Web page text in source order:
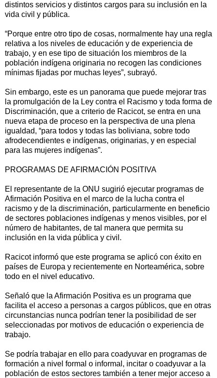
distintos servicios y distintos cargos para su inclusión en la
vida civil y pública.
“Porque entre otro tipo de cosas, normalmente hay una regla
relativa a los niveles de educación y de experiencia de
trabajo, y en ese tipo de situación los miembros de la
población indígena originaria no recogen las condiciones
mínimas fijadas por muchas leyes”, subrayó.
Sin embargo, este es un panorama que puede mejorar tras
la promulgación de la Ley contra el Racismo y toda forma de
Discriminación, que a criterio de Racicot, se entra en una
nueva etapa de proceso en la perspectiva de una plena
igualdad, “para todos y todas las boliviana, sobre todo
afrodecendientes e indígenas, originarias, y en especial
para las mujeres indígenas”.
PROGRAMAS DE AFIRMACIÓN POSITIVA
El representante de la ONU sugirió ejecutar programas de
Afirmación Positiva en el marco de la lucha contra el
racismo y de la discriminación, particularmente en beneficio
de sectores poblaciones indígenas y menos visibles, por el
número de habitantes, de tal manera que permita su
inclusión en la vida pública y civil.
Racicot informó que este programa se aplicó con éxito en
países de Europa y recientemente en Norteamérica, sobre
todo en el nivel educativo.
Señaló que la Afirmación Positiva es un programa que
facilita el acceso a personas a cargos públicos, que en otras
circunstancias nunca podrían tener la posibilidad de ser
seleccionadas por motivos de educación o experiencia de
trabajo.
Se podría trabajar en ello para coadyuvar en programas de
formación a nivel formal o informal, incitar o coadyuvar a la
población de estos sectores también a tener mejor acceso a